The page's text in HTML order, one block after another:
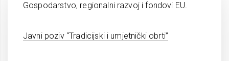
Gospodarstvo, regionalni razvoj i fondovi EU.
Javni poziv “Tradicijski i umjetnički obrti”